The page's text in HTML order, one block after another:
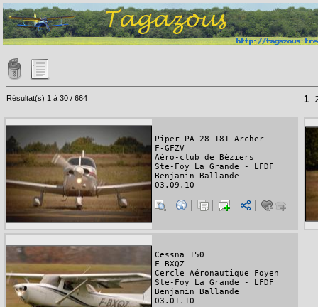
Résultat(s) 1 à 30 / 664 1
Piper PA-28-181 Archer
F-GFZV
Aéro-club de Béziers
Ste-Foy La Grande - LFDF
Benjamin Ballande
03.09.10
Cessna 150
F-BXQZ
Cercle Aéronautique Foyen
Ste-Foy La Grande - LFDF
Benjamin Ballande
03.01.10